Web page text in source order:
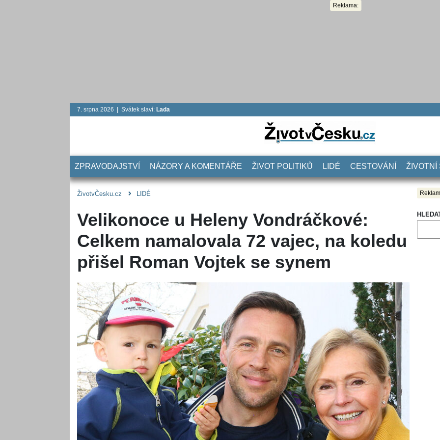
Reklama:
7. srpna 2026 | Svátek slaví: Lada
ZPRAVODAJSTVÍ NÁZORY A KOMENTÁŘE ŽIVOT POLITIKŮ LIDÉ CESTOVÁNÍ ŽIVOTNÍ
ŽivotvČesku.cz LIDÉ
Velikonoce u Heleny Vondráčkové:
Celkem namalovala 72 vajec, na koledu
přišel Roman Vojtek se synem